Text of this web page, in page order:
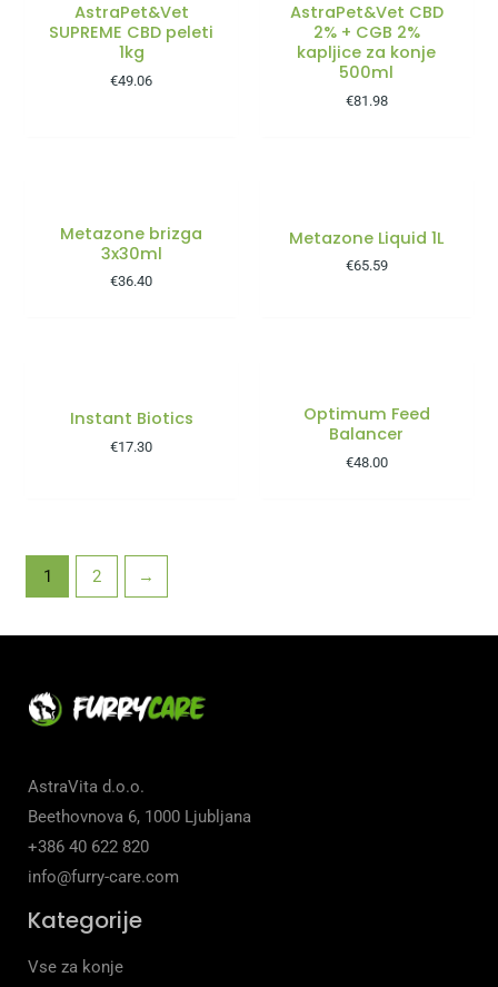
AstraPet&Vet
SUPREME CBD peleti
1kg
€49.06
AstraPet&Vet CBD
2% + CGB 2%
kapljice za konje
500ml
€81.98
Metazone brizga
3x30ml
€36.40
Metazone Liquid 1L
€65.59
Instant Biotics
€17.30
Optimum Feed
Balancer
€48.00
1 2 →
AstraVita d.o.o.
Beethovnova 6, 1000 Ljubljana
+386 40 622 820
info@furry-care.com
Kategorije
Vse za konje